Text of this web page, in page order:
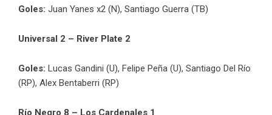
Goles: Juan Yanes x2 (N), Santiago Guerra (TB)
Universal 2 – River Plate 2
Goles: Lucas Gandini (U), Felipe Peña (U), Santiago Del Río
(RP), Alex Bentaberri (RP)
Río Negro 8 – Los Cardenales 1